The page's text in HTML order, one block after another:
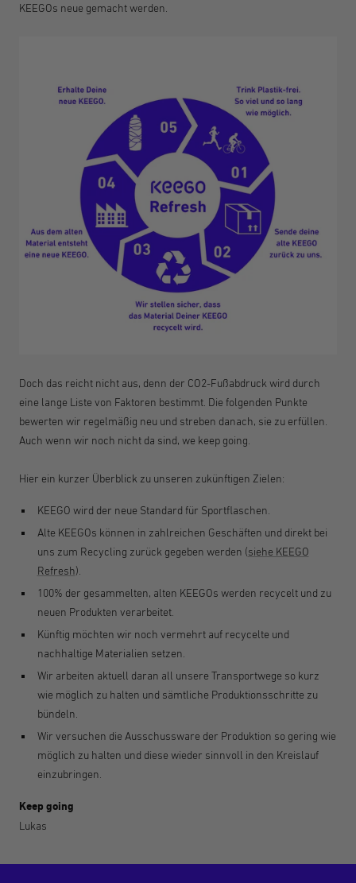
KEEGOs neue gemacht werden.
Doch das reicht nicht aus, denn der CO2-Fußabdruck wird durch
eine lange Liste von Faktoren bestimmt. Die folgenden Punkte
bewerten wir regelmäßig neu und streben danach, sie zu erfüllen.
Auch wenn wir noch nicht da sind, we keep going.
Hier ein kurzer Überblick zu unseren zukünftigen Zielen:
KEEGO wird der neue Standard für Sportflaschen.
Alte KEEGOs können in zahlreichen Geschäften und direkt bei
uns zum Recycling zurück gegeben werden (siehe KEEGO
Refresh).
100% der gesammelten, alten KEEGOs werden recycelt und zu
neuen Produkten verarbeitet.
Künftig möchten wir noch vermehrt auf recycelte und
nachhaltige Materialien setzen.
Wir arbeiten aktuell daran all unsere Transportwege so kurz
wie möglich zu halten und sämtliche Produktionsschritte zu
bündeln.
Wir versuchen die Ausschussware der Produktion so gering wie
möglich zu halten und diese wieder sinnvoll in den Kreislauf
einzubringen.
Keep going
Lukas